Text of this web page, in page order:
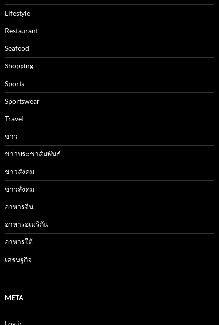
Lifestyle
Restaurant
Seafood
Shopping
Sports
Sportswear
Travel
ข่าว
ข่าวประชาสัมพันธ์
ข่าวสังคม
ข่าวสังคม
อาหารจีน
อาหารอเมริกัน
อาหารใต้
เศรษฐกิจ
META
Log in